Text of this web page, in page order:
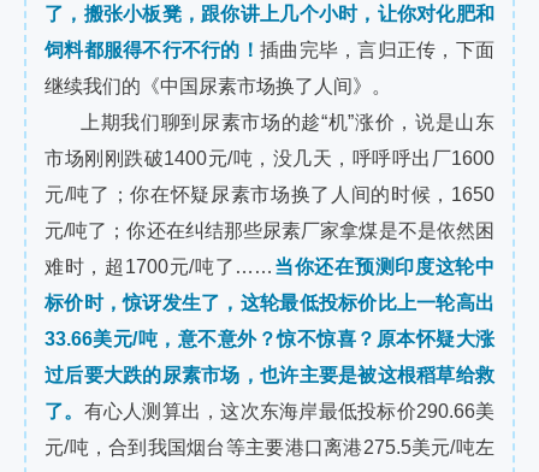
了，搬张小板凳，跟你讲上几个小时，让你对化肥和
饲料都服得不行不行的！ 插曲完毕，言归正传，下面
继续我们的《中国尿素市场换了人间》。
上期我们聊到尿素市场的趁“机”涨价，说是山东
市场刚刚跌破1400元/吨，没几天，呼呼呼出厂1600
元/吨了；你在怀疑尿素市场换了人间的时候，1650
元/吨了；你还在纠结那些尿素厂家拿煤是不是依然困
难时，超1700元/吨了…… 当你还在预测印度这轮中
标价时，惊讶发生了，这轮最低投标价比上一轮高出
33.66美元/吨，意不意外？惊不惊喜？原本怀疑大涨
过后要大跌的尿素市场，也许主要是被这根稻草给救
了。 有心人测算出，这次东海岸最低投标价290.66美
元/吨，合到我国烟台等主要港口离港275.5美元/吨左